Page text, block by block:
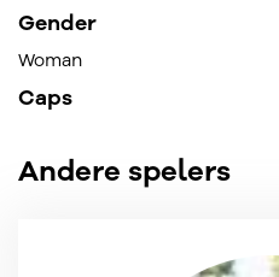
Gender
Woman
Caps
Andere spelers